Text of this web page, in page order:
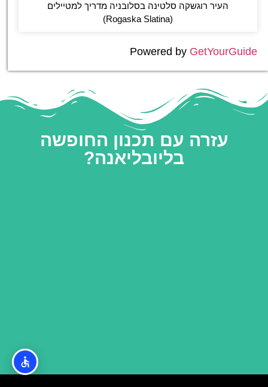
העיר רוגשקה סלטינה בסלובניה מדריך למטיילים
(Rogaska Slatina)
Powered by GetYourGuide
עזרה עם תכנון החופשה
בליובליאנה?